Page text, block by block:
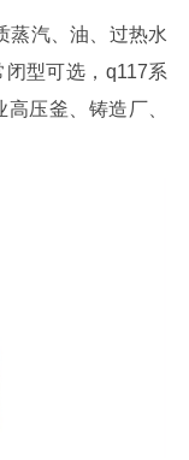
蒸汽、油、过热水
型可选，q117系
压釜、铸造厂、